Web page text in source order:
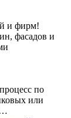
и фирм!
фасадов и
по
или